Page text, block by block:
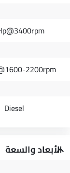
2200rpm
Diesel
الأبعاد والسعة